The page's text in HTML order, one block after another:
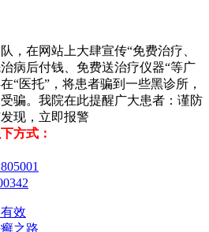
，在网站上大肆宣传“免费治疗、
病后付钱、免费送治疗仪器“等广
“医托”，将患者骗到一些黑诊所，
骗。我院在此提醒广大患者：谨防
现，立即报警
方式：
效
之路